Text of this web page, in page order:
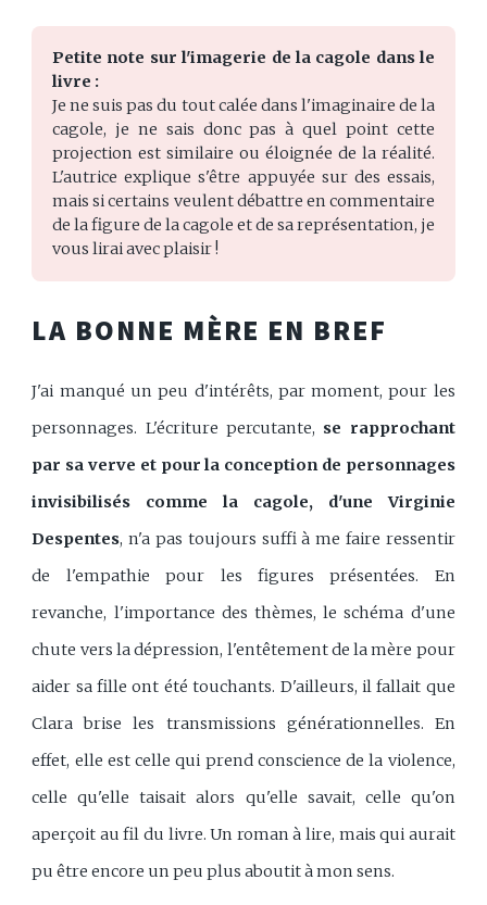
Petite note sur l'imagerie de la cagole dans le
livre :
Je ne suis pas du tout calée dans l'imaginaire de la
cagole, je ne sais donc pas à quel point cette
projection est similaire ou éloignée de la réalité.
L'autrice explique s'être appuyée sur des essais,
mais si certains veulent débattre en commentaire
de la figure de la cagole et de sa représentation, je
vous lirai avec plaisir !
LA BONNE MÈRE EN BREF
J'ai manqué un peu d'intérêts, par moment, pour les
personnages. L'écriture percutante, se rapprochant
par sa verve et pour la conception de personnages
invisibilisés comme la cagole, d'une Virginie
Despentes, n'a pas toujours suffi à me faire ressentir
de l'empathie pour les figures présentées. En
revanche, l'importance des thèmes, le schéma d'une
chute vers la dépression, l'entêtement de la mère pour
aider sa fille ont été touchants. D'ailleurs, il fallait que
Clara brise les transmissions générationnelles. En
effet, elle est celle qui prend conscience de la violence,
celle qu'elle taisait alors qu'elle savait, celle qu'on
aperçoit au fil du livre. Un roman à lire, mais qui aurait
pu être encore un peu plus aboutit à mon sens.